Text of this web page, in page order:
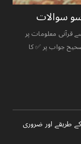
‏سوالات
قرآنی معلومات پر
جواب پر ✅ کا
طریقے اور ضروری